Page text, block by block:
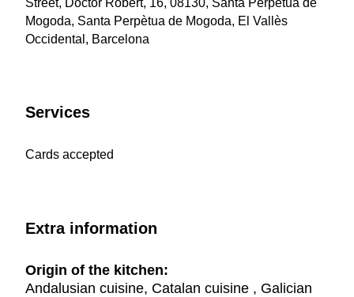
Street, Doctor Robert, 16, 08130, Santa Perpètua de
Mogoda, Santa Perpètua de Mogoda, El Vallès
Occidental, Barcelona
Services
Cards accepted
Extra information
Origin of the kitchen:
Andalusian cuisine, Catalan cuisine , Galician